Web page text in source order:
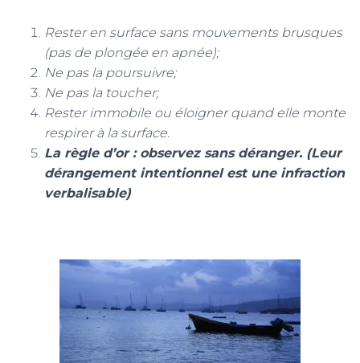
Rester en surface sans mouvements brusques
(pas de plongée en apnée);
Ne pas la poursuivre;
Ne pas la toucher;
Rester immobile ou éloigner quand elle monte
respirer à la surface.
La règle d’or : observez sans déranger. (Leur
dérangement intentionnel est une infraction
verbalisable)